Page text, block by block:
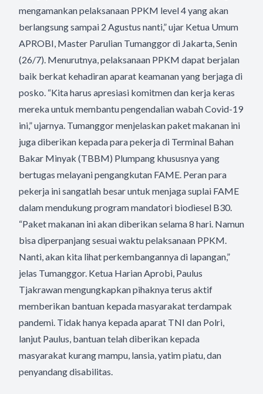
mengamankan pelaksanaan PPKM level 4 yang akan
berlangsung sampai 2 Agustus nanti,” ujar Ketua Umum
APROBI, Master Parulian Tumanggor di Jakarta, Senin
(26/7). Menurutnya, pelaksanaan PPKM dapat berjalan
baik berkat kehadiran aparat keamanan yang berjaga di
posko. “Kita harus apresiasi komitmen dan kerja keras
mereka untuk membantu pengendalian wabah Covid-19
ini,” ujarnya. Tumanggor menjelaskan paket makanan ini
juga diberikan kepada para pekerja di Terminal Bahan
Bakar Minyak (TBBM) Plumpang khususnya yang
bertugas melayani pengangkutan FAME. Peran para
pekerja ini sangatlah besar untuk menjaga suplai FAME
dalam mendukung program mandatori biodiesel B30.
“Paket makanan ini akan diberikan selama 8 hari. Namun
bisa diperpanjang sesuai waktu pelaksanaan PPKM.
Nanti, akan kita lihat perkembangannya di lapangan,”
jelas Tumanggor. Ketua Harian Aprobi, Paulus
Tjakrawan mengungkapkan pihaknya terus aktif
memberikan bantuan kepada masyarakat terdampak
pandemi. Tidak hanya kepada aparat TNI dan Polri,
lanjut Paulus, bantuan telah diberikan kepada
masyarakat kurang mampu, lansia, yatim piatu, dan
penyandang disabilitas.